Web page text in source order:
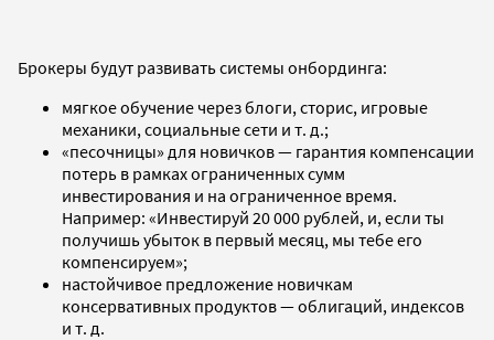
Брокеры будут развивать системы онбординга:
мягкое обучение через блоги, сторис, игровые
механики, социальные сети и т. д.;
«песочницы» для новичков — гарантия компенсации
потерь в рамках ограниченных сумм
инвестирования и на ограниченное время.
Например: «Инвестируй 20 000 рублей, и, если ты
получишь убыток в первый месяц, мы тебе его
компенсируем»;
настойчивое предложение новичкам
консервативных продуктов — облигаций, индексов
и т. д.